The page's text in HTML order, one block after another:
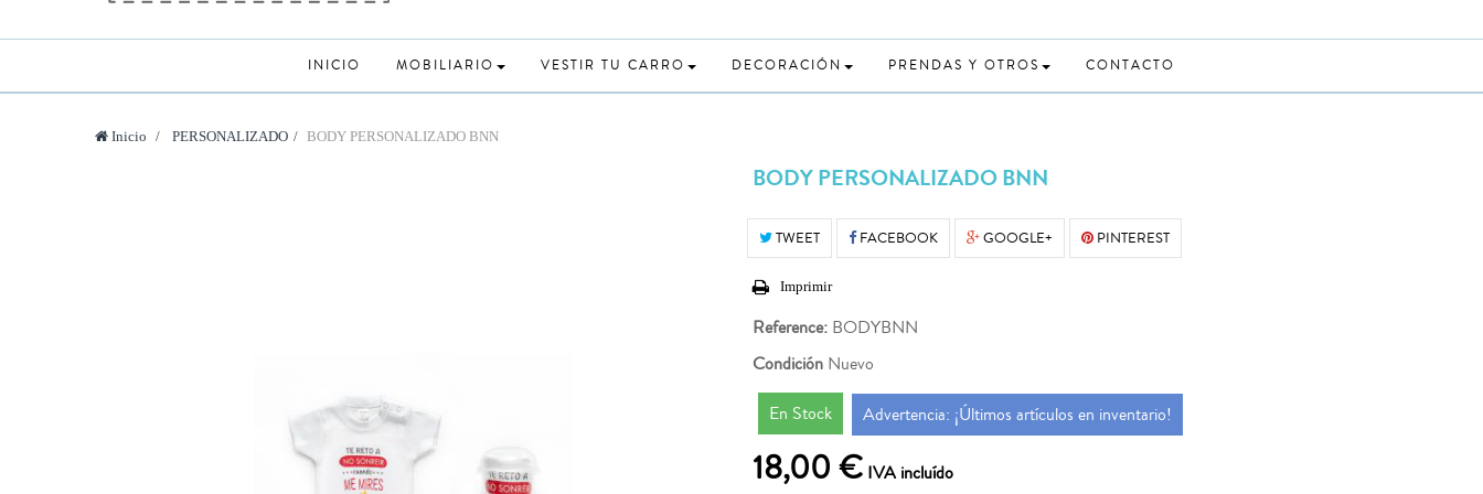
INICIO MOBILIARIO VESTIR TU CARRO DECORACIÓN PRENDAS Y OTROS CONTACTO
Inicio > PERSONALIZADO > BODY PERSONALIZADO BNN
BODY PERSONALIZADO BNN
TWEET FACEBOOK GOOGLE+ PINTEREST
Imprimir
Reference: BODYBNN
Condición Nuevo
En Stock Advertencia: ¡Últimos artículos en inventario!
18,00 € IVA incluído